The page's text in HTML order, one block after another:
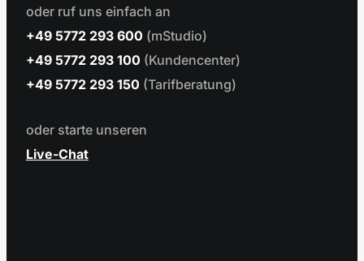
oder ruf uns einfach an
+49 5772 293 600 (mStudio)
+49 5772 293 100 (Kundencenter)
+49 5772 293 150 (Tarifberatung)
oder starte unseren
Live-Chat